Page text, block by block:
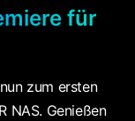
für
zum ersten
NAS. Genießen